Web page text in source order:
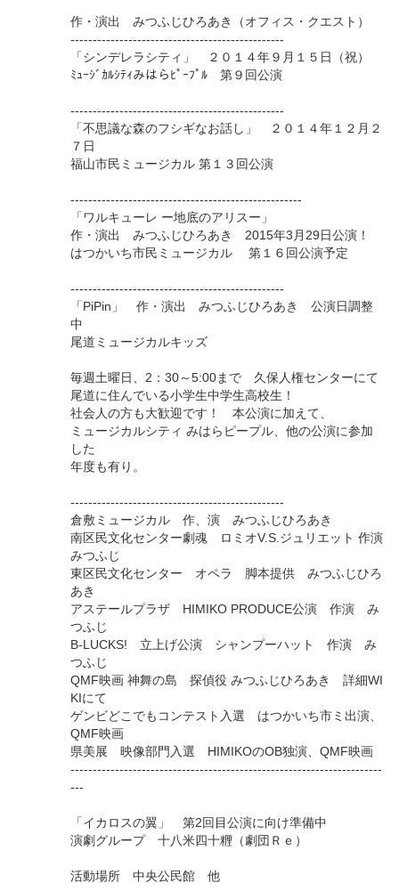
作・演出 みつふじひろあき（オフィス・クエスト）
------------------------------------------------
「シンデレラシティ」 ２０１４年９月１５日（祝）
ﾐｭｰｼﾞｶﾙｼﾃｨみはらﾋﾟｰﾌﾟﾙ 第９回公演
------------------------------------------------
「不思議な森のフシギなお話し」 ２０１４年１２月２
７日
福山市民ミュージカル 第１３回公演
----------------------------------------------------
「ワルキューレ ー地底のアリスー」
作・演出 みつふじひろあき 2015年3月29日公演！
はつかいち市民ミュージカル 第１６回公演予定
------------------------------------------------
「PiPin」 作・演出 みつふじひろあき 公演日調整
中
尾道ミュージカルキッズ
毎週土曜日、2：30～5:00まで 久保人権センターにて
尾道に住んでいる小学生中学生高校生！
社会人の方も大歓迎です！ 本公演に加えて、
ミュージカルシティ みはらピープル、他の公演に参加
した
年度も有り。
------------------------------------------------
倉敷ミュージカル 作、演 みつふじひろあき
南区民文化センター劇魂 ロミオV.S.ジュリエット 作演
みつふじ
東区民文化センター オペラ 脚本提供 みつふじひろ
あき
アステールプラザ HIMIKO PRODUCE公演 作演 み
つふじ
B-LUCKS! 立上げ公演 シャンプーハット 作演 み
つふじ
QMF映画 神舞の島 探偵役 みつふじひろあき 詳細WI
KIにて
ゲンビどこでもコンテスト入選 はつかいち市ミ出演、
QMF映画
県美展 映像部門入選 HIMIKOのOB独演、QMF映画
----------------------------------------------------------------------
---
「イカロスの翼」 第2回目公演に向け準備中
演劇グループ 十八米四十糎（劇団Ｒｅ）
活動場所 中央公民館 他